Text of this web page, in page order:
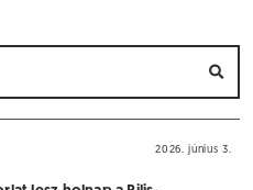
2026. június 3.